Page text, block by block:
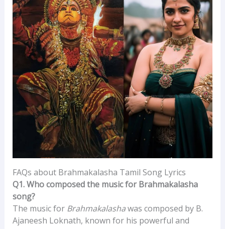
FAQs about Brahmakalasha Tamil Song Lyrics
Q1. Who composed the music for Brahmakalasha
song?
The music for Brahmakalashawas composed by B.
Ajaneesh Loknath, known for his powerful and